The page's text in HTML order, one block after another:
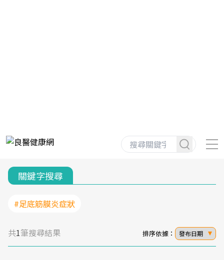
關鍵字搜尋
#足底筋膜炎症狀
共1筆搜尋結果 排序依據： 發布日期